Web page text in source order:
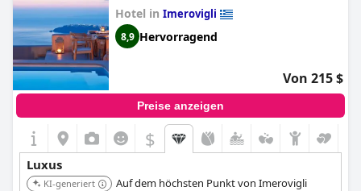
Hotel in Imerovigli
8,9 Hervorragend
Von 215 $
Preise anzeigen
$
Luxus
KI-generiert
Auf dem höchsten Punkt von Imerovigli